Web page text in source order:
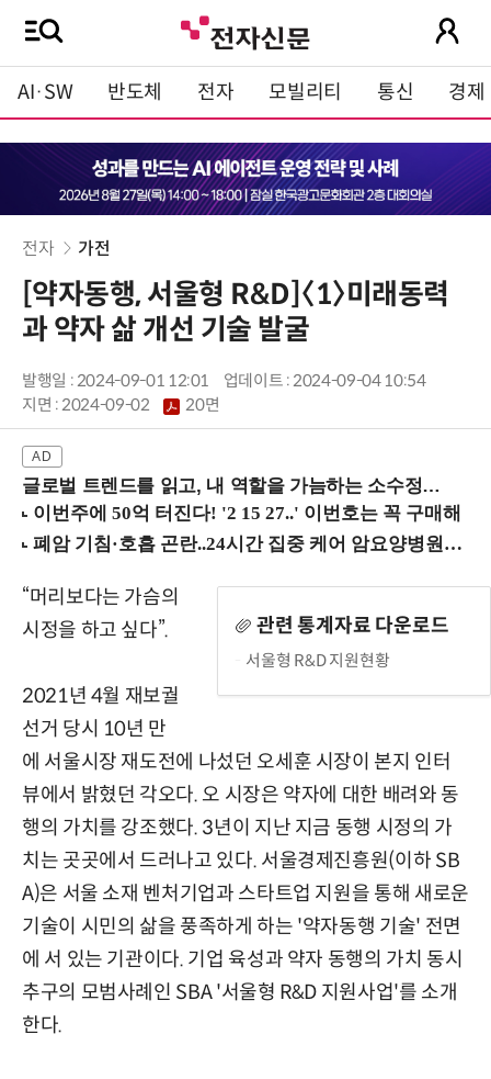
AI·SW 반도체 전자 모빌리티 통신 경제
전자 가전
[약자동행, 서울형 R&D]〈1〉미래동력
과 약자 삶 개선 기술 발굴
발행일 : 2024-09-01 12:01
업데이트 : 2024-09-04 10:54
지면 :2024-09-02 20면
글로벌 트렌드를 읽고, 내 역할을 가늠하는 소수정예 실습 워크숍 (8/28 신논현역)
관련 통계자료 다운로드
서울형 R&D 지원현황
“머리보다는 가슴의
시정을 하고 싶다”.
2021년 4월 재보궐
선거 당시 10년 만
에 서울시장 재도전에 나섰던 오세훈 시장이 본지 인터
뷰에서 밝혔던 각오다. 오 시장은 약자에 대한 배려와 동
행의 가치를 강조했다. 3년이 지난 지금 동행 시정의 가
치는 곳곳에서 드러나고 있다. 서울경제진흥원(이하 SB
A)은 서울 소재 벤처기업과 스타트업 지원을 통해 새로운
기술이 시민의 삶을 풍족하게 하는 '약자동행 기술' 전면
에 서 있는 기관이다. 기업 육성과 약자 동행의 가치 동시
추구의 모범사례인 SBA '서울형 R&D 지원사업'를 소개
한다.